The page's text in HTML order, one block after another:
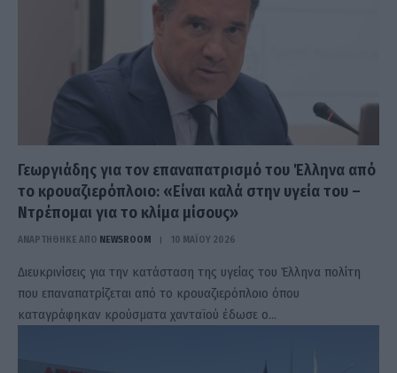
Γεωργιάδης για τον επαναπατρισμό του Έλληνα από
το κρουαζιερόπλοιο: «Είναι καλά στην υγεία του –
Ντρέπομαι για το κλίμα μίσους»
ΑΝΑΡΤΗΘΗΚΕ ΑΠΟ NEWSROOM 10 ΜΑΪ́ΟΥ 2026
Διευκρινίσεις για την κατάσταση της υγείας του Έλληνα πολίτη
που επαναπατρίζεται από το κρουαζιερόπλοιο όπου
καταγράφηκαν κρούσματα χανταϊού έδωσε ο…